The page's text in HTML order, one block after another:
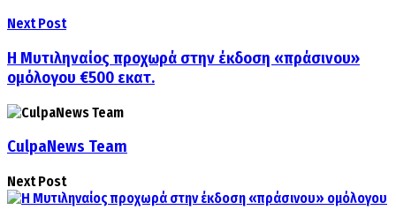
Next Post
Η Μυτιληναίος προχωρά στην έκδοση «πράσινου»
ομόλογου €500 εκατ.
CulpaNews Team
Next Post